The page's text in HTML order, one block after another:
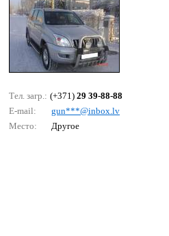
Тел. загр.: (+371) 29 39-88-88
E-mail:
gun***@inbох.lv
Место:
Другое